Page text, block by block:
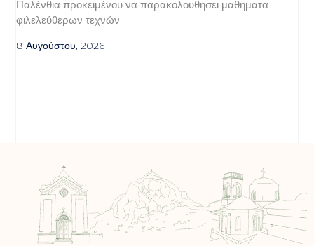
Παλένθια προκειμένου να παρακολουθήσει μαθήματα
φιλελεύθερων τεχνών
8 Αυγούστου, 2026